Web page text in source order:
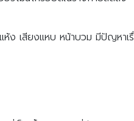
ง เสียงแหบ หน้าบวม มีปัญหาเ